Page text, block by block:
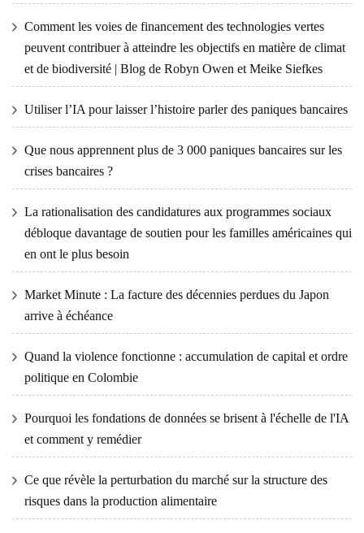
Comment les voies de financement des technologies vertes
peuvent contribuer à atteindre les objectifs en matière de climat
et de biodiversité | Blog de Robyn Owen et Meike Siefkes
Utiliser l’IA pour laisser l’histoire parler des paniques bancaires
Que nous apprennent plus de 3 000 paniques bancaires sur les
crises bancaires ?
La rationalisation des candidatures aux programmes sociaux
débloque davantage de soutien pour les familles américaines qui
en ont le plus besoin
Market Minute : La facture des décennies perdues du Japon
arrive à échéance
Quand la violence fonctionne : accumulation de capital et ordre
politique en Colombie
Pourquoi les fondations de données se brisent à l'échelle de l'IA
et comment y remédier
Ce que révèle la perturbation du marché sur la structure des
risques dans la production alimentaire